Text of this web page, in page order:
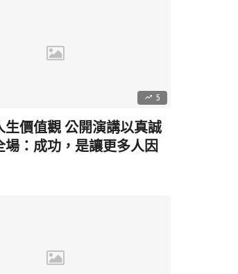
5
生價值觀 公開演講以真誠
場：成功，是讓更多人因